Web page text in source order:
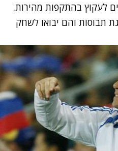
לעקוץ בהתקפות מהירות.
תבוסות והם יבואו לשחק